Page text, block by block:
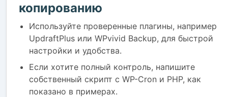
копированию
Используйте проверенные плагины, например
UpdraftPlus или WPvivid Backup, для быстрой
настройки и удобства.
Если хотите полный контроль, напишите
собственный скрипт с WP-Cron и PHP, как
показано в примерах.